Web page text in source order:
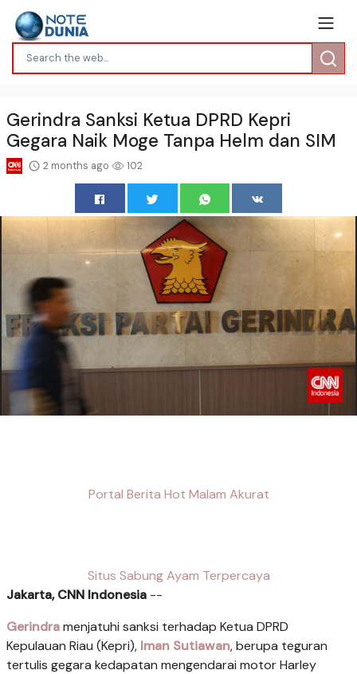
Gerindra Sanksi Ketua DPRD Kepri
Gegara Naik Moge Tanpa Helm dan SIM
2 months ago 102
Portal Berita Hot Malam Akurat
Situs Sabung Ayam Terpercaya
Jakarta, CNN Indonesia --
Gerindramenjatuhi sanksi terhadap Ketua DPRD
Kepulauan Riau (Kepri), Iman Sutiawan, berupa teguran
tertulis gegara kedapatan mengendarai motor Harley